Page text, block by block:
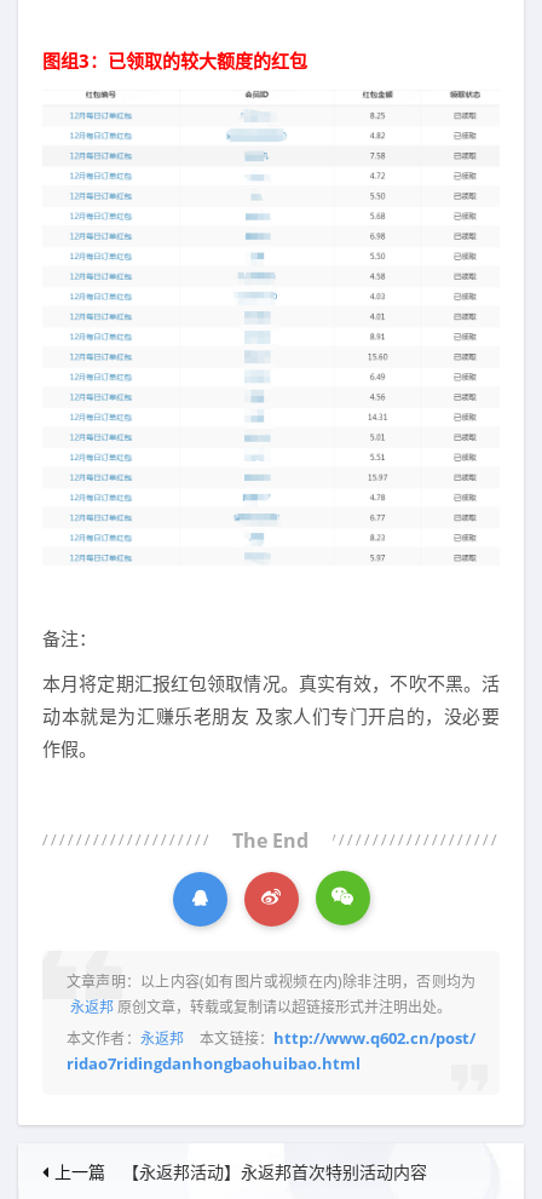
图组3：已领取的较大额度的红包
备注：
本月将定期汇报红包领取情况。真实有效，不吹不黑。活
动本就是为汇赚乐老朋友 及家人们专门开启的，没必要
作假。
The End
文章声明：以上内容(如有图片或视频在内)除非注明，否则均为
永返邦原创文章，转载或复制请以超链接形式并注明出处。
本文作者： 永返邦 本文链接： http://www.q602.cn/post/
ridao7ridingdanhongbaohuibao.html
上一篇
【永返邦活动】永返邦首次特别活动内容